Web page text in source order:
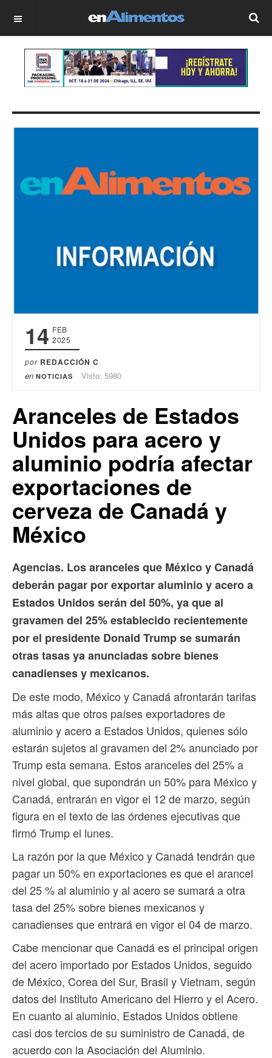
OFF CANVAS
14 FEB
2025
por REDACCIÓN C
en NOTICIAS Visto: 5980
Aranceles de Estados
Unidos para acero y
aluminio podría afectar
exportaciones de
cerveza de Canadá y
México
Agencias. Los aranceles que México y Canadá
deberán pagar por exportar aluminio y acero a
Estados Unidos serán del 50%, ya que al
gravamen del 25% establecido recientemente
por el presidente Donald Trump se sumarán
otras tasas ya anunciadas sobre bienes
canadienses y mexicanos.
De este modo, México y Canadá afrontarán tarifas
más altas que otros países exportadores de
aluminio y acero a Estados Unidos, quienes sólo
estarán sujetos al gravamen del 2% anunciado por
Trump esta semana. Estos aranceles del 25% a
nivel global, que supondrán un 50% para México y
Canadá, entrarán en vigor el 12 de marzo, según
figura en el texto de las órdenes ejecutivas que
firmó Trump el lunes.
La razón por la que México y Canadá tendrán que
pagar un 50% en exportaciones es que el arancel
del 25 % al aluminio y al acero se sumará a otra
tasa del 25% sobre bienes mexicanos y
canadienses que entrará en vigor el 04 de marzo.
Cabe mencionar que Canadá es el principal origen
del acero importado por Estados Unidos, seguido
de México, Corea del Sur, Brasil y Vietnam, según
datos del Instituto Americano del Hierro y el Acero.
En cuanto al aluminio, Estados Unidos obtiene
casi dos tercios de su suministro de Canadá, de
acuerdo con la Asociación del Aluminio.